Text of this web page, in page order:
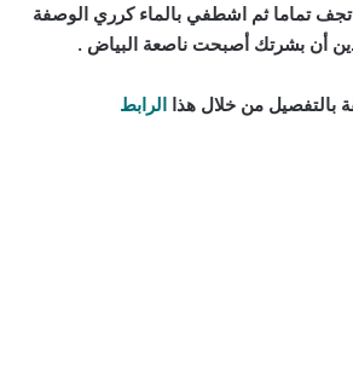
تجف تماما ثم اشطفي بالماء كرري الوصفة
أن بشرتك أصبحت ناصعة البياض .
بالتفصيل من خلال هذا الرابط